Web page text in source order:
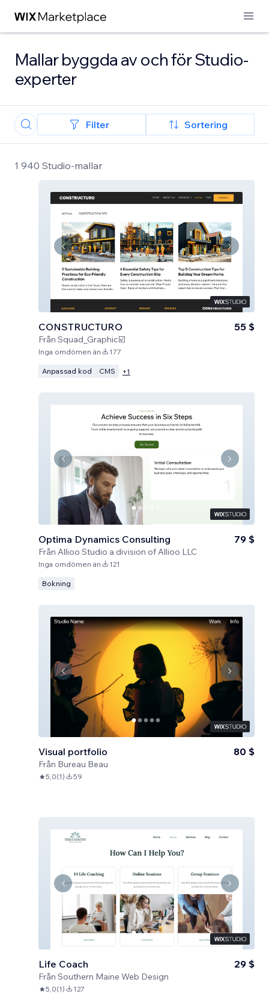
Mallar byggda av och för Studio-
experter
Filter Sortering
1 940 Studio-mallar
CONSTRUCTURO
Från Squad_Graphic☑️
55 $
Inga omdömen än 177
Anpassad kod CMS +1
Optima Dynamics Consulting
Från Allioo Studio a division of Allioo LLC
79 $
Inga omdömen än 121
Bokning
Visual portfolio
Från Bureau Beau
80 $
5,0(1) 59
Life Coach
Från Southern Maine Web Design
29 $
5,0(1) 127